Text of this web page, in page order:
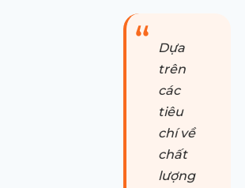
Dựa
trên
các
tiêu
chí về
chất
lượng